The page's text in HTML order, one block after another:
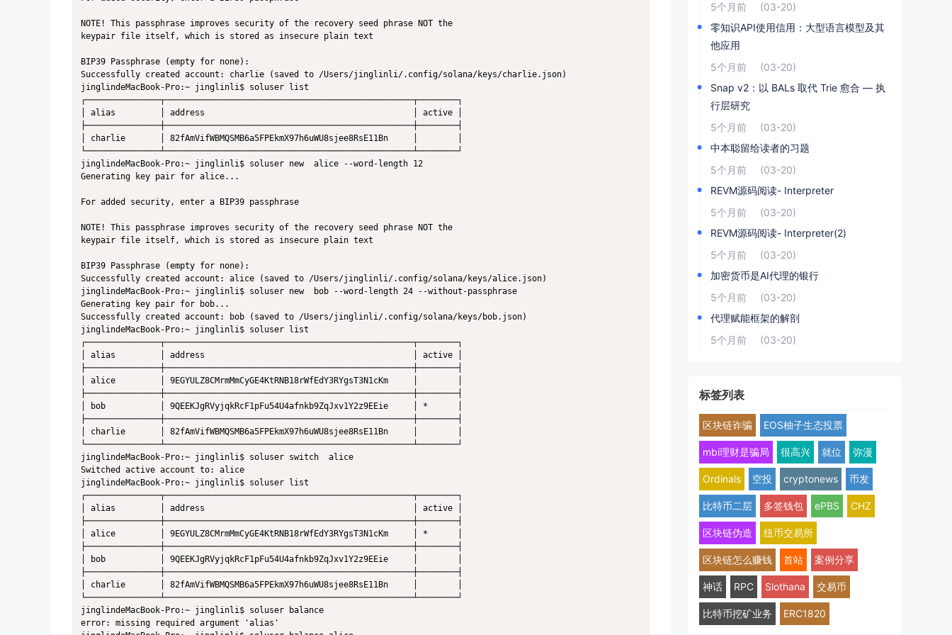
NOTE! This passphrase improves security of the recovery seed phrase NOT the
keypair file itself, which is stored as insecure plain text
BIP39 Passphrase (empty for none):
Successfully created account: charlie (saved to /Users/jinglinli/.config/solana/keys/charlie.json)
jinglindeMacBook-Pro:~ jinglinli$ soluser list
┌───────────────┬──────────────────────────────────────────────────┬────────┐
│ alias         │ address                                          │ active │
├───────────────┼──────────────────────────────────────────────────┼────────┤
│ charlie       │ 82fAmVifWBMQSMB6a5FPEkmX97h6uWU8sjee8RsE11Bn     │        │
└───────────────┴──────────────────────────────────────────────────┴────────┘
jinglindeMacBook-Pro:~ jinglinli$ soluser new  alice --word-length 12
Generating key pair for alice...
For added security, enter a BIP39 passphrase
NOTE! This passphrase improves security of the recovery seed phrase NOT the
keypair file itself, which is stored as insecure plain text
BIP39 Passphrase (empty for none):
Successfully created account: alice (saved to /Users/jinglinli/.config/solana/keys/alice.json)
jinglindeMacBook-Pro:~ jinglinli$ soluser new  bob --word-length 24 --without-passphrase
Generating key pair for bob...
Successfully created account: bob (saved to /Users/jinglinli/.config/solana/keys/bob.json)
jinglindeMacBook-Pro:~ jinglinli$ soluser list
┌───────────────┬──────────────────────────────────────────────────┬────────┐
│ alias         │ address                                          │ active │
├───────────────┼──────────────────────────────────────────────────┼────────┤
│ alice         │ 9EGYULZ8CMrmMmCyGE4KtRNB18rWfEdY3RYgsT3N1cKm     │        │
├───────────────┼──────────────────────────────────────────────────┼────────┤
│ bob           │ 9QEEKJgRVyjqkRcF1pFu54U4afnkb9ZqJxv1Y2z9EEie     │ *      │
├───────────────┼──────────────────────────────────────────────────┼────────┤
│ charlie       │ 82fAmVifWBMQSMB6a5FPEkmX97h6uWU8sjee8RsE11Bn     │        │
└───────────────┴──────────────────────────────────────────────────┴────────┘
jinglindeMacBook-Pro:~ jinglinli$ soluser switch  alice
Switched active account to: alice
jinglindeMacBook-Pro:~ jinglinli$ soluser list
┌───────────────┬──────────────────────────────────────────────────┬────────┐
│ alias         │ address                                          │ active │
├───────────────┼──────────────────────────────────────────────────┼────────┤
│ alice         │ 9EGYULZ8CMrmMmCyGE4KtRNB18rWfEdY3RYgsT3N1cKm     │ *      │
├───────────────┼──────────────────────────────────────────────────┼────────┤
│ bob           │ 9QEEKJgRVyjqkRcF1pFu54U4afnkb9ZqJxv1Y2z9EEie     │        │
├───────────────┼──────────────────────────────────────────────────┼────────┤
│ charlie       │ 82fAmVifWBMQSMB6a5FPEkmX97h6uWU8sjee8RsE11Bn     │        │
└───────────────┴──────────────────────────────────────────────────┴────────┘
jinglindeMacBook-Pro:~ jinglinli$ soluser balance
error: missing required argument 'alias'
5个月前
(03-20)
零知识API使用信用：大型语言模型及其
他应用
5个月前
(03-20)
Snap v2：以 BALs 取代 Trie 愈合 — 执
行层研究
5个月前
(03-20)
中本聪留给读者的习题
5个月前
(03-20)
REVM源码阅读- Interpreter
5个月前
(03-20)
REVM源码阅读- Interpreter(2)
5个月前
(03-20)
加密货币是AI代理的银行
5个月前
(03-20)
代理赋能框架的解剖
5个月前
(03-20)
标签列表
区块链诈骗 EOS柚子生态投票
mbi理财是骗局 很高兴 就位 弥漫
Ordinals 空投 cryptonews 币发
比特币二层 多签钱包 ePBS CHZ
区块链伪造 纽币交易所
区块链怎么赚钱 首站 案例分享
神话 RPC Slothana 交易币
比特币挖矿业务 ERC1820